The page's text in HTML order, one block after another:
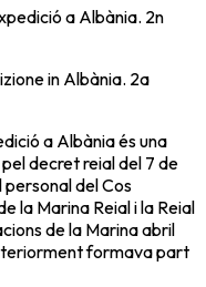
a Albània. 2n
in Albània. 2a
a Albània és una
decret reial del 7 de
del Cos
la Marina Reial i la Reial
de la Marina abril
formava part